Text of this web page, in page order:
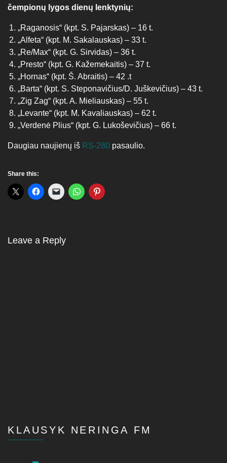
čempionų lygos dienų lenktynių:
„Raganosis“ (kpt. S. Pajarskas) – 16 t.
„Alfeta“ (kpt. M. Sakalauskas) – 33 t.
„Re/Max“ (kpt. G. Sirvidas) – 36 t.
„Presto“ (kpt. G. Kažemekaitis) – 37 t.
„Hornas“ (kpt. Š. Abraitis) – 42 .t
„Barta“ (kpt. S. Steponavičius/D. Juškevičius) – 43 t.
„Zig Zag“ (kpt. A. Mieliauskas) – 55 t.
„Levante“ (kpt. M. Kavaliauskas) – 62 t.
„Verdenė Plius“ (kpt. G. Lukoševičius) – 66 t.
Daugiau naujienų iš RS-280 pasaulio.
Share this:
Leave a Reply
KLAUSYK NERINGA FM